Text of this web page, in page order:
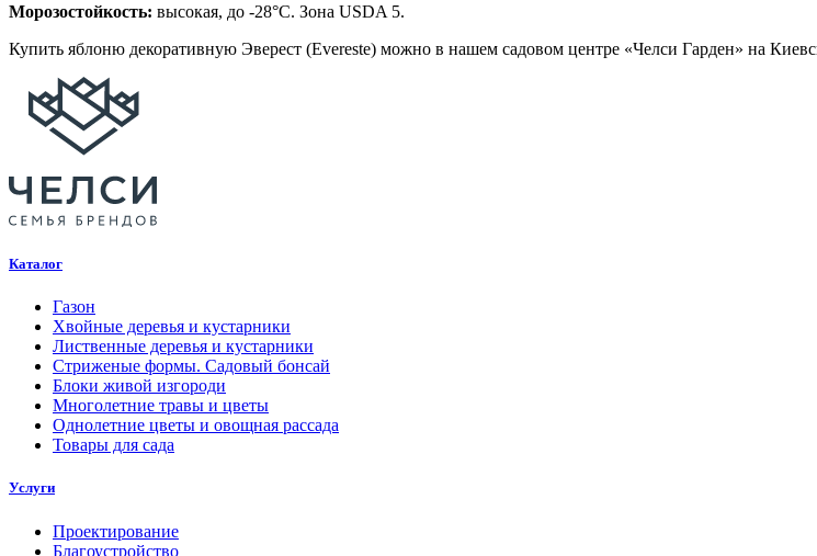
Морозостойкость: высокая, до -28°C. Зона USDA 5.
Купить яблоню декоративную Эверест (Evereste) можно в нашем садовом центре «Челси Гарден» на
Каталог
Газон
Хвойные деревья и кустарники
Лиственные деревья и кустарники
Стриженые формы. Садовый бонсай
Блоки живой изгороди
Многолетние травы и цветы
Однолетние цветы и овощная рассада
Товары для сада
Услуги
Проектирование
Благоустройство